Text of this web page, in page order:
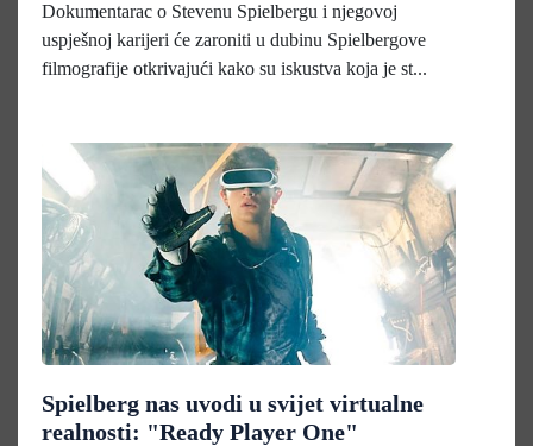
Dokumentarac o Stevenu Spielbergu i njegovoj
uspješnoj karijeri će zaroniti u dubinu Spielbergove
filmografije otkrivajući kako su iskustva koja je st...
Spielberg nas uvodi u svijet virtualne
realnosti: "Ready Player One"